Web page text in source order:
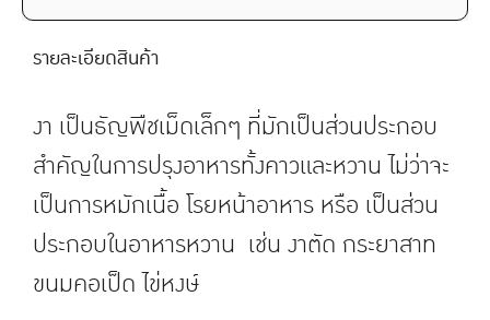
รายละเอียดสินค้า
งา เป็นธัญพืชเม็ดเล็กๆ ที่มักเป็นส่วนประกอบ
สำคัญในการปรุงอาหารทั้งคาวและหวาน ไม่ว่าจะ
เป็นการหมักเนื้อ โรยหน้าอาหาร หรือ เป็นส่วน
ประกอบในอาหารหวาน เช่น งาตัด กระยาสาท
ขนมคอเป็ด ไข่หงษ์